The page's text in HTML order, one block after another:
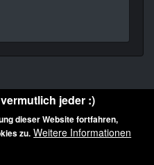
© 2010-2026 der Film Noir de. Alle
jeder :)
dieser Website fortfahren,
zu. Weitere Informationen